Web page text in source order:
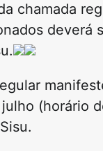
chamada
deverá
(horário